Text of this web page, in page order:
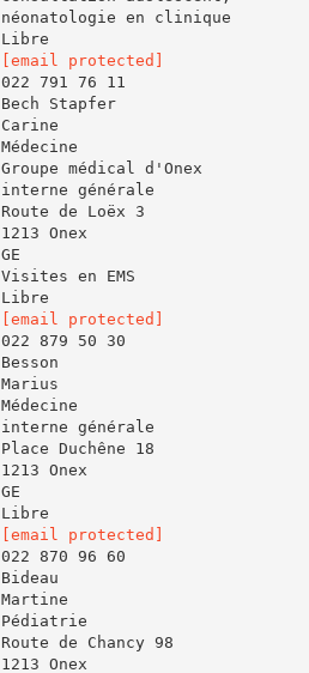
néonatologie en clinique
[email protected]
022 791 76 11
Bech Stapfer
Carine
Médecine
Groupe médical d'Onex
interne générale
Route de Loëx 3
1213 Onex
GE
Visites en EMS
[email protected]
022 879 50 30
Besson
Marius
Médecine
interne générale
Place Duchêne 18
1213 Onex
GE
[email protected]
022 870 96 60
Bideau
Martine
Pédiatrie
Route de Chancy 98
1213 Onex